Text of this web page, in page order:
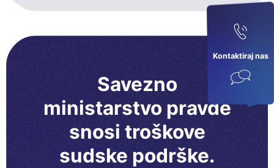
Kontaktiraj nas
Savezno
ministarstvo pravde
snosi troškove
sudske podrške.